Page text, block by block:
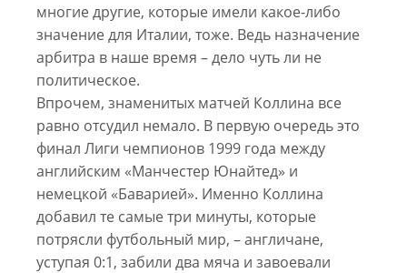
многие другие, которые имели какое-либо
значение для Италии, тоже. Ведь назначение
арбитра в наше время – дело чуть ли не
политическое.
Впрочем, знаменитых матчей Коллина все
равно отсудил немало. В первую очередь это
финал Лиги чемпионов 1999 года между
английским «Манчестер Юнайтед» и
немецкой «Баварией». Именно Коллина
добавил те самые три минуты, которые
потрясли футбольный мир, – англичане,
уступая 0:1, забили два мяча и завоевали